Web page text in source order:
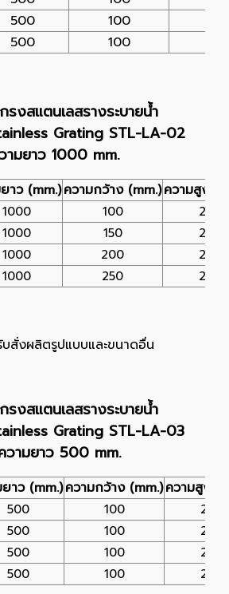
500 100
500 100
รงสแตนเลสรางระบายน้ำ
Grating STL-LA-02
ามยาว 1000 mm.
าว (mm.)ความกว้าง (mm.)ความสูง
1000 100
25
1000 150
25
1000 200
25
1000 250 25
สั่งผลิตรูปแบบและขนาดอื่น
รงสแตนเลสรางระบายน้ำ
Grating STL-LA-03
วามยาว 500 mm.
าว (mm.)ความกว้าง (mm.)ความสูง
500 100
25
500 100
25
500 100
25
500 100 25